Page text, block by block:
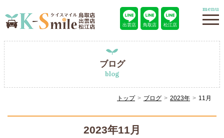
出雲店 鳥取店 松江店
menu
ブログ
blog
トップ ブログ 2023年 11月
2023年11月